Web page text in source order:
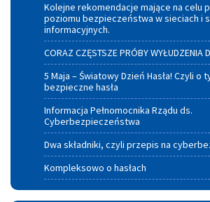
Kolejne rekomendacje mające na celu
poziomu bezpieczeństwa w sieciach i
informacyjnych.
CORAZ CZĘSTSZE PRÓBY WYŁUDZENIA
5 Maja – Światowy Dzień Hasła! Czyli o
bezpieczne hasła
Informacja Pełnomocnika Rządu ds.
Cyberbezpieczeństwa
Dwa składniki, czyli przepis na
Kompleksowo o hasłach